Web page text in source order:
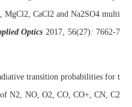
MgCl2, CaCl2 and Na2SO4 multi
Optics 2017, 56(27): 7662-7
transition probabilities for t
N2, NO, O2, CO, CO+, CN, C2